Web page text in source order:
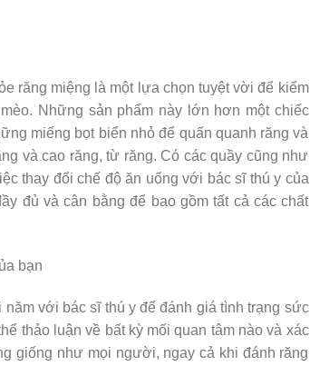
răng miệng là một lựa chọn tuyệt vời để kiểm
Những sản phẩm này lớn hơn một chiếc
miếng bọt biển nhỏ để quấn quanh răng và
và cao răng, từ răng. Có các quầy cũng như
thay đổi chế độ ăn uống với bác sĩ thú y của
đủ và cân bằng để bao gồm tất cả các chất
bạn
với bác sĩ thú y để đánh giá tình trạng sức
thảo luận về bất kỳ mối quan tâm nào và xác
giống như mọi người, ngay cả khi đánh răng